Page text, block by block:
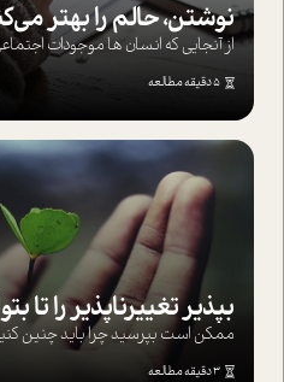
نوشتن، حالم را بهتر
از آنجایی که انسان ها موجودات
5 دقیقه مطالعه
بپذير تغييرناپذير را تا
ممکن است بپرسيد چرا بايد چنين
3 دقیقه مطالعه